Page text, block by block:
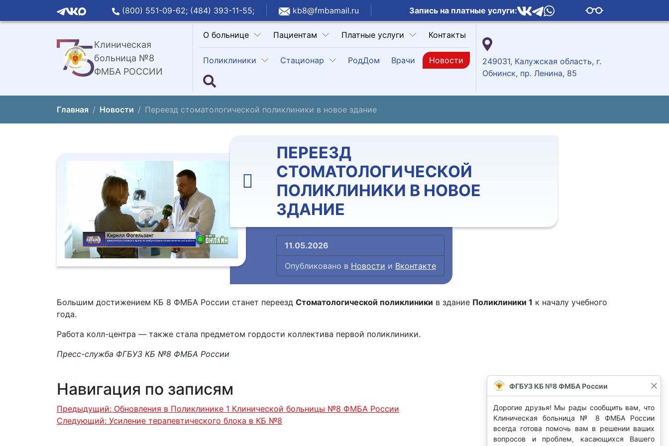
(800) 551-09-62; (484) 393-11-55; kb8@fmbamail.ru Запись на платные услуги:
Клиническая
больница №8
ФМБА РОССИИ
О больнице Пациентам Платные услуги Контакты
Поликлиники Стационар РодДом Врачи Новости
249031, Калужская область, г.
Обнинск, пр. Ленина, 85
Главная Новости Переезд стоматологической поликлиники в новое здание
ПЕРЕЕЗД
СТОМАТОЛОГИЧЕСКОЙ
ПОЛИКЛИНИКИ В НОВОЕ
ЗДАНИЕ
11.05.2026
Опубликовано в Новости и Вконтакте
Большим достижением КБ 8 ФМБА России станет переезд Стоматологической поликлиники в здание Поликлиники 1 к началу учебного
года.
Работа колл-центра — также стала предметом гордости коллектива первой поликлиники.
Пресс-служба ФГБУЗ КБ №8 ФМБА России
Навигация по записям
Предыдущий: Обновления в Поликлинике 1 Клинической больницы №8 ФМБА России
Следующий: Усиление терапевтического блока в КБ №8
ФГБУЗ КБ №8 ФМБА России
Дорогие друзья! Мы рады сообщить вам, что
Клиническая больница № 8 ФМБА России
всегда готова помочь вам в решении ваших
вопросов и проблем, касающихся Вашего